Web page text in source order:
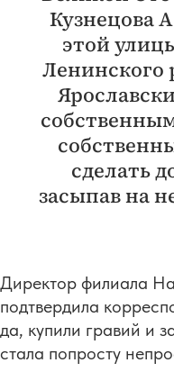
Кузнецова
этой
Ленинского
сделать
засыпав на
Директор филиала
подтвердила
да, купили гравий и
стала попросту